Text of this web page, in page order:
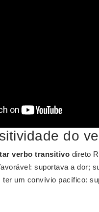
do
verbo transitivo direto
suportava a dor;
ter um convívio pacífico: